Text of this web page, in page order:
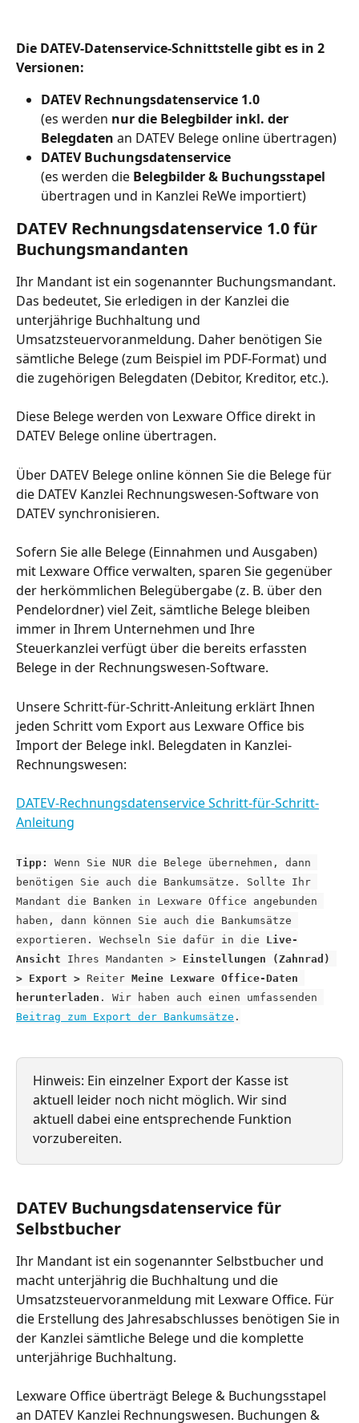
Die DATEV-Datenservice-Schnittstelle gibt es in 2
Versionen:
DATEV Rechnungsdatenservice 1.0
(es werden nur die Belegbilder inkl. der
Belegdaten an DATEV Belege online übertragen)
DATEV Buchungsdatenservice
(es werden die Belegbilder & Buchungsstapel
übertragen und in Kanzlei ReWe importiert)
DATEV Rechnungsdatenservice 1.0 für
Buchungsmandanten
Ihr Mandant ist ein sogenannter Buchungsmandant.
Das bedeutet, Sie erledigen in der Kanzlei die
unterjährige Buchhaltung und
Umsatzsteuervoranmeldung. Daher benötigen Sie
sämtliche Belege (zum Beispiel im PDF-Format) und
die zugehörigen Belegdaten (Debitor, Kreditor, etc.).
Diese Belege werden von Lexware Office direkt in
DATEV Belege online übertragen.
Über DATEV Belege online können Sie die Belege für
die DATEV Kanzlei Rechnungswesen-Software von
DATEV synchronisieren.
Sofern Sie alle Belege (Einnahmen und Ausgaben)
mit Lexware Office verwalten, sparen Sie gegenüber
der herkömmlichen Belegübergabe (z. B. über den
Pendelordner) viel Zeit, sämtliche Belege bleiben
immer in Ihrem Unternehmen und Ihre
Steuerkanzlei verfügt über die bereits erfassten
Belege in der Rechnungswesen-Software.
Unsere Schritt-für-Schritt-Anleitung erklärt Ihnen
jeden Schritt vom Export aus Lexware Office bis
Import der Belege inkl. Belegdaten in Kanzlei-
Rechnungswesen:
DATEV-Rechnungsdatenservice Schritt-für-Schritt-
Anleitung
Tipp:
Wenn Sie NUR die Belege übernehmen, dann
benötigen Sie auch die Bankumsätze. Sollte Ihr
Mandant die Banken in Lexware Office angebunden
haben, dann können Sie auch die Bankumsätze
exportieren. Wechseln Sie dafür in die Live-
Ansicht Ihres Mandanten > Einstellungen (Zahnrad)
> Export > Reiter Meine Lexware Office-Daten
herunterladen . Wir haben auch einen umfassenden
Beitrag zum Export der Bankumsätze .
Hinweis: Ein einzelner Export der Kasse ist
aktuell leider noch nicht möglich. Wir sind
aktuell dabei eine entsprechende Funktion
vorzubereiten.
DATEV Buchungsdatenservice für
Selbstbucher
Ihr Mandant ist ein sogenannter Selbstbucher und
macht unterjährig die Buchhaltung und die
Umsatzsteuervoranmeldung mit Lexware Office. Für
die Erstellung des Jahresabschlusses benötigen Sie in
der Kanzlei sämtliche Belege und die komplette
unterjährige Buchhaltung.
Lexware Office überträgt Belege & Buchungsstapel
an DATEV Kanzlei Rechnungswesen. Buchungen &